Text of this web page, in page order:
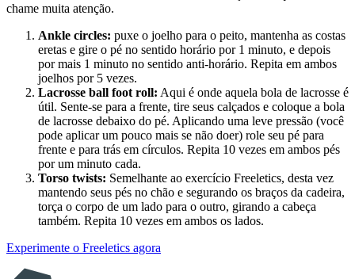
chame muita atenção.
Ankle circles: puxe o joelho para o peito, mantenha as costas
eretas e gire o pé no sentido horário por 1 minuto, e depois
por mais 1 minuto no sentido anti-horário. Repita em ambos
joelhos por 5 vezes.
Lacrosse ball foot roll: Aqui é onde aquela bola de lacrosse é
útil. Sente-se para a frente, tire seus calçados e coloque a bola
de lacrosse debaixo do pé. Aplicando uma leve pressão (você
pode aplicar um pouco mais se não doer) role seu pé para
frente e para trás em círculos. Repita 10 vezes em ambos pés
por um minuto cada.
Torso twists: Semelhante ao exercício Freeletics, desta vez
mantendo seus pés no chão e segurando os braços da cadeira,
torça o corpo de um lado para o outro, girando a cabeça
também. Repita 10 vezes em ambos os lados.
Experimente o Freeletics agora